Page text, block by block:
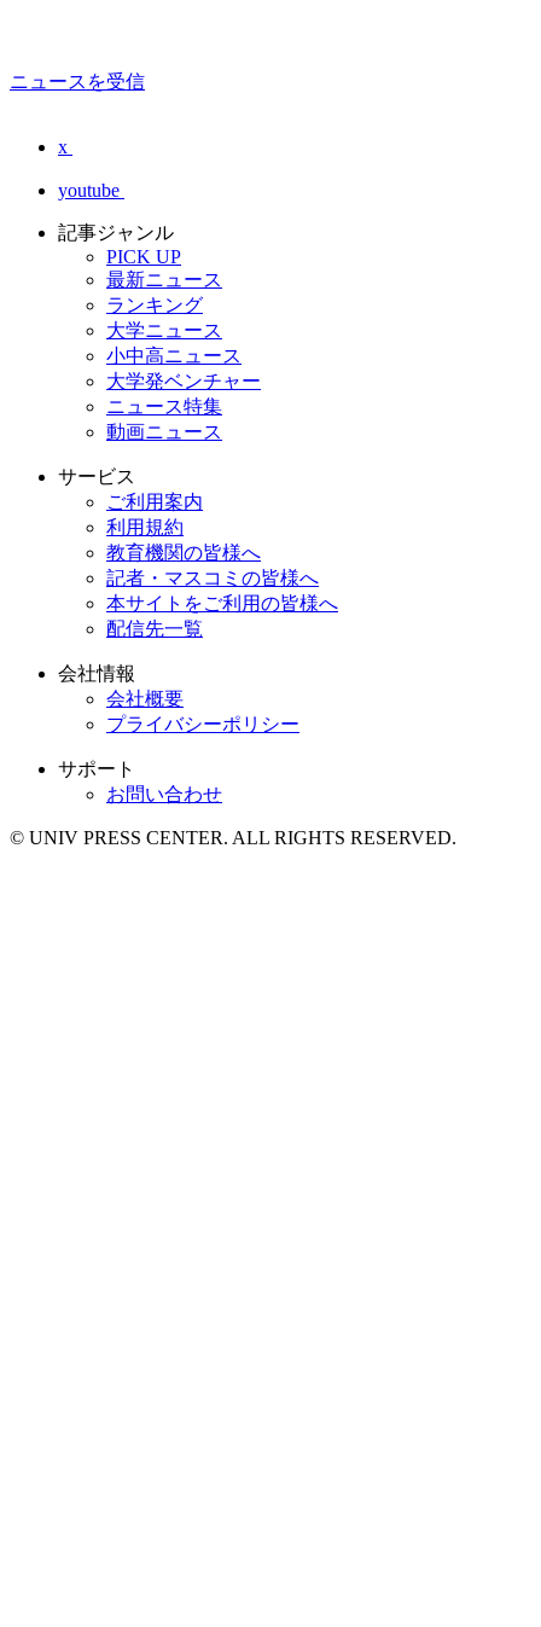
ニュースを受信
x
youtube
記事ジャンル
PICK UP
最新ニュース
ランキング
大学ニュース
小中高ニュース
大学発ベンチャー
ニュース特集
動画ニュース
サービス
ご利用案内
利用規約
教育機関の皆様へ
記者・マスコミの皆様へ
本サイトをご利用の皆様へ
配信先一覧
会社情報
会社概要
プライバシーポリシー
サポート
お問い合わせ
© UNIV PRESS CENTER. ALL RIGHTS RESERVED.